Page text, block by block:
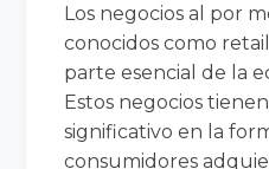
Los negocios al por
conocidos como
parte esencial de la
Estos negocios
significativo en la
consumidores